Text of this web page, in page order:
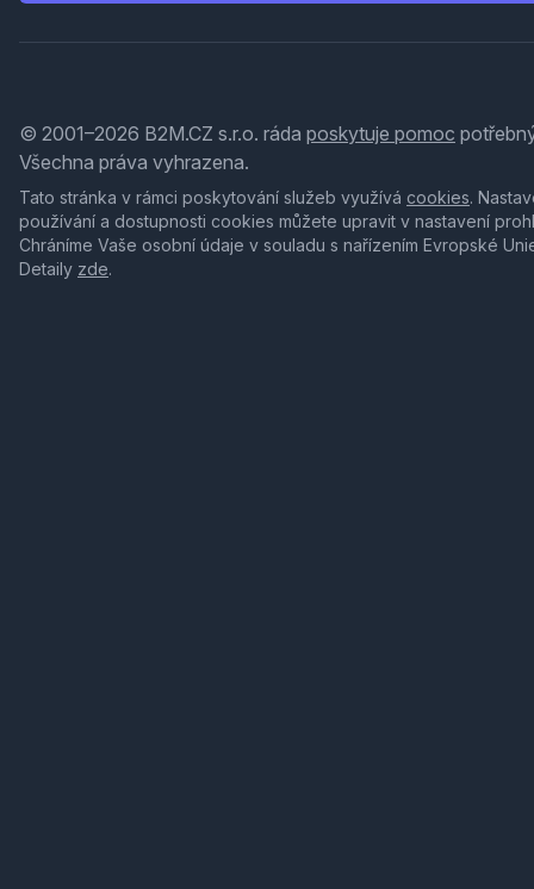
© 2001–2026 B2M.CZ s.r.o. ráda poskytuje pomoc
Všechna práva vyhrazena.
Tato stránka v rámci poskytování služeb využívá cookies.
používání a dostupnosti cookies můžete upravit v nastavení
Chráníme Vaše osobní údaje v souladu s nařízením Evropské
Detaily zde.